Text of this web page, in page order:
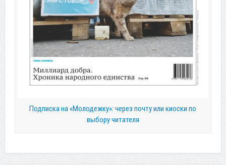
Подписка на «Молодежку»: через почту или киоски по
выбору читателя